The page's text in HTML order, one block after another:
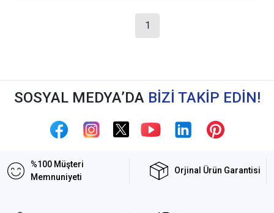
1
SOSYAL MEDYA’DA BİZİ TAKİP EDİN!
%100 Müşteri
Memnuniyeti
Orjinal Ürün Garantisi